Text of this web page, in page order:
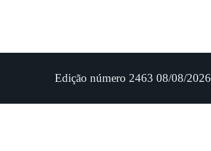
Edição número 2463 08/08/2026